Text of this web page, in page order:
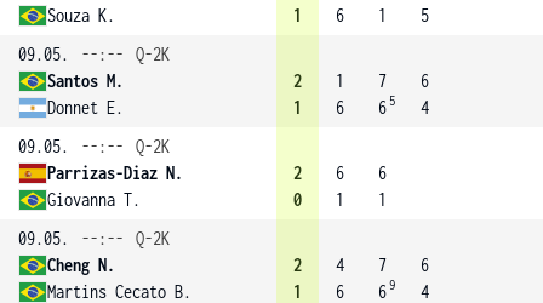
Souza K.
1
6
1
5
09.05.
--:--
Q-2K
Santos M.
Donnet E.
2
1
1
6
7
6 5
6
4
09.05.
--:--
Q-2K
Parrizas-Diaz N.
Giovanna T.
2
0
6
1
6
1
09.05.
--:--
Q-2K
Cheng N.
Martins Cecato B.
2
1
4
6
7
69
6
4